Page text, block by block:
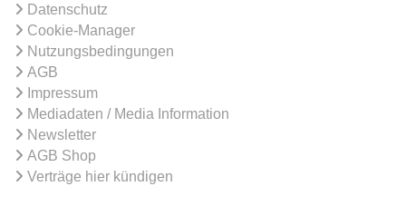
Datenschutz
Cookie-Manager
Nutzungsbedingungen
AGB
Impressum
Mediadaten / Media Information
Newsletter
AGB Shop
Verträge hier kündigen